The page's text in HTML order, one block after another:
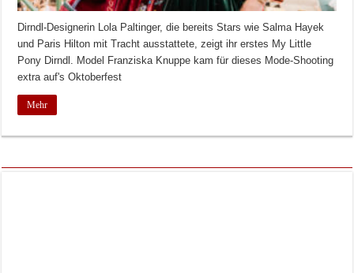
Dirndl-Designerin Lola Paltinger, die bereits Stars wie Salma Hayek
und Paris Hilton mit Tracht ausstattete, zeigt ihr erstes My Little
Pony Dirndl. Model Franziska Knuppe kam für dieses Mode-Shooting
extra auf's Oktoberfest
Mehr